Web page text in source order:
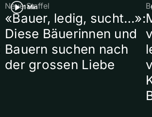
1 Min
Neue Staffel
«Bauer, ledig, sucht…»:
Diese Bäuerinnen und
Bauern suchen nach
der grossen Liebe